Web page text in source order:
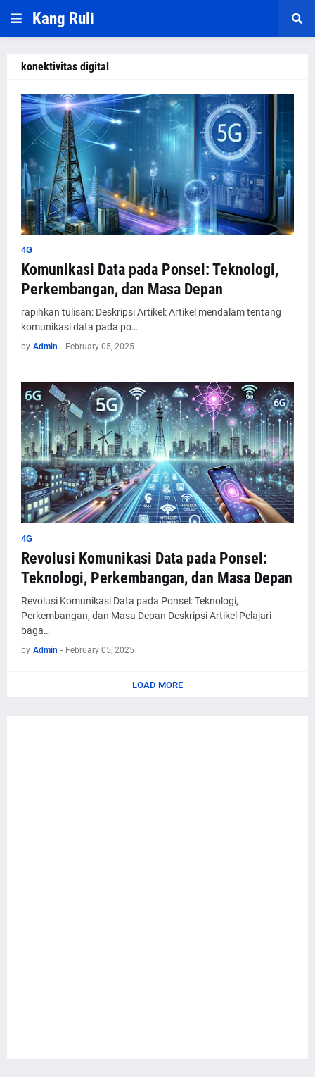
Kang Ruli
konektivitas digital
4G
Komunikasi Data pada Ponsel: Teknologi,
Perkembangan, dan Masa Depan
rapihkan tulisan: Deskripsi Artikel: Artikel mendalam tentang
komunikasi data pada po…
by Admin - February 05, 2025
4G
Revolusi Komunikasi Data pada Ponsel:
Teknologi, Perkembangan, dan Masa Depan
Revolusi Komunikasi Data pada Ponsel: Teknologi,
Perkembangan, dan Masa Depan Deskripsi Artikel Pelajari
baga…
by Admin - February 05, 2025
LOAD MORE